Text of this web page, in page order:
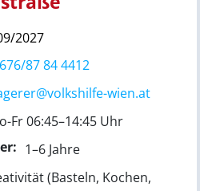
2027
87 84 4412
wien.at
Fr 06:45–14:45 Uhr
1–6 Jahre
(Basteln, Kochen,